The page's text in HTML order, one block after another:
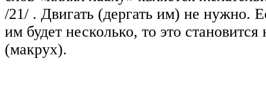
/21/ . Двигать (дергать им) не нужно.
им будет несколько, то это
(макрух).